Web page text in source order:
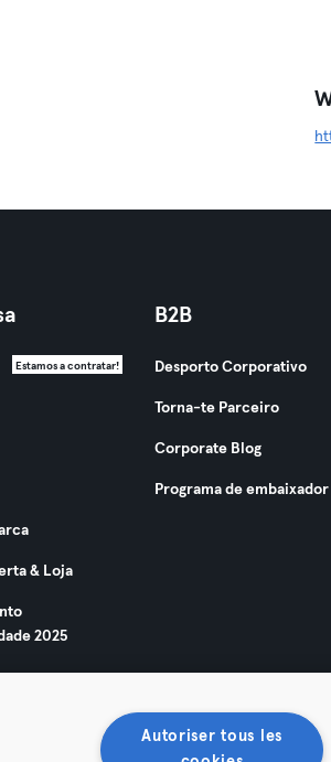
Estamos a contratar!
& Loja
2025
B2B
Desporto Corporativo
Torna-te Parceiro
Corporate Blog
Programa de embaixador
Autoriser tous les